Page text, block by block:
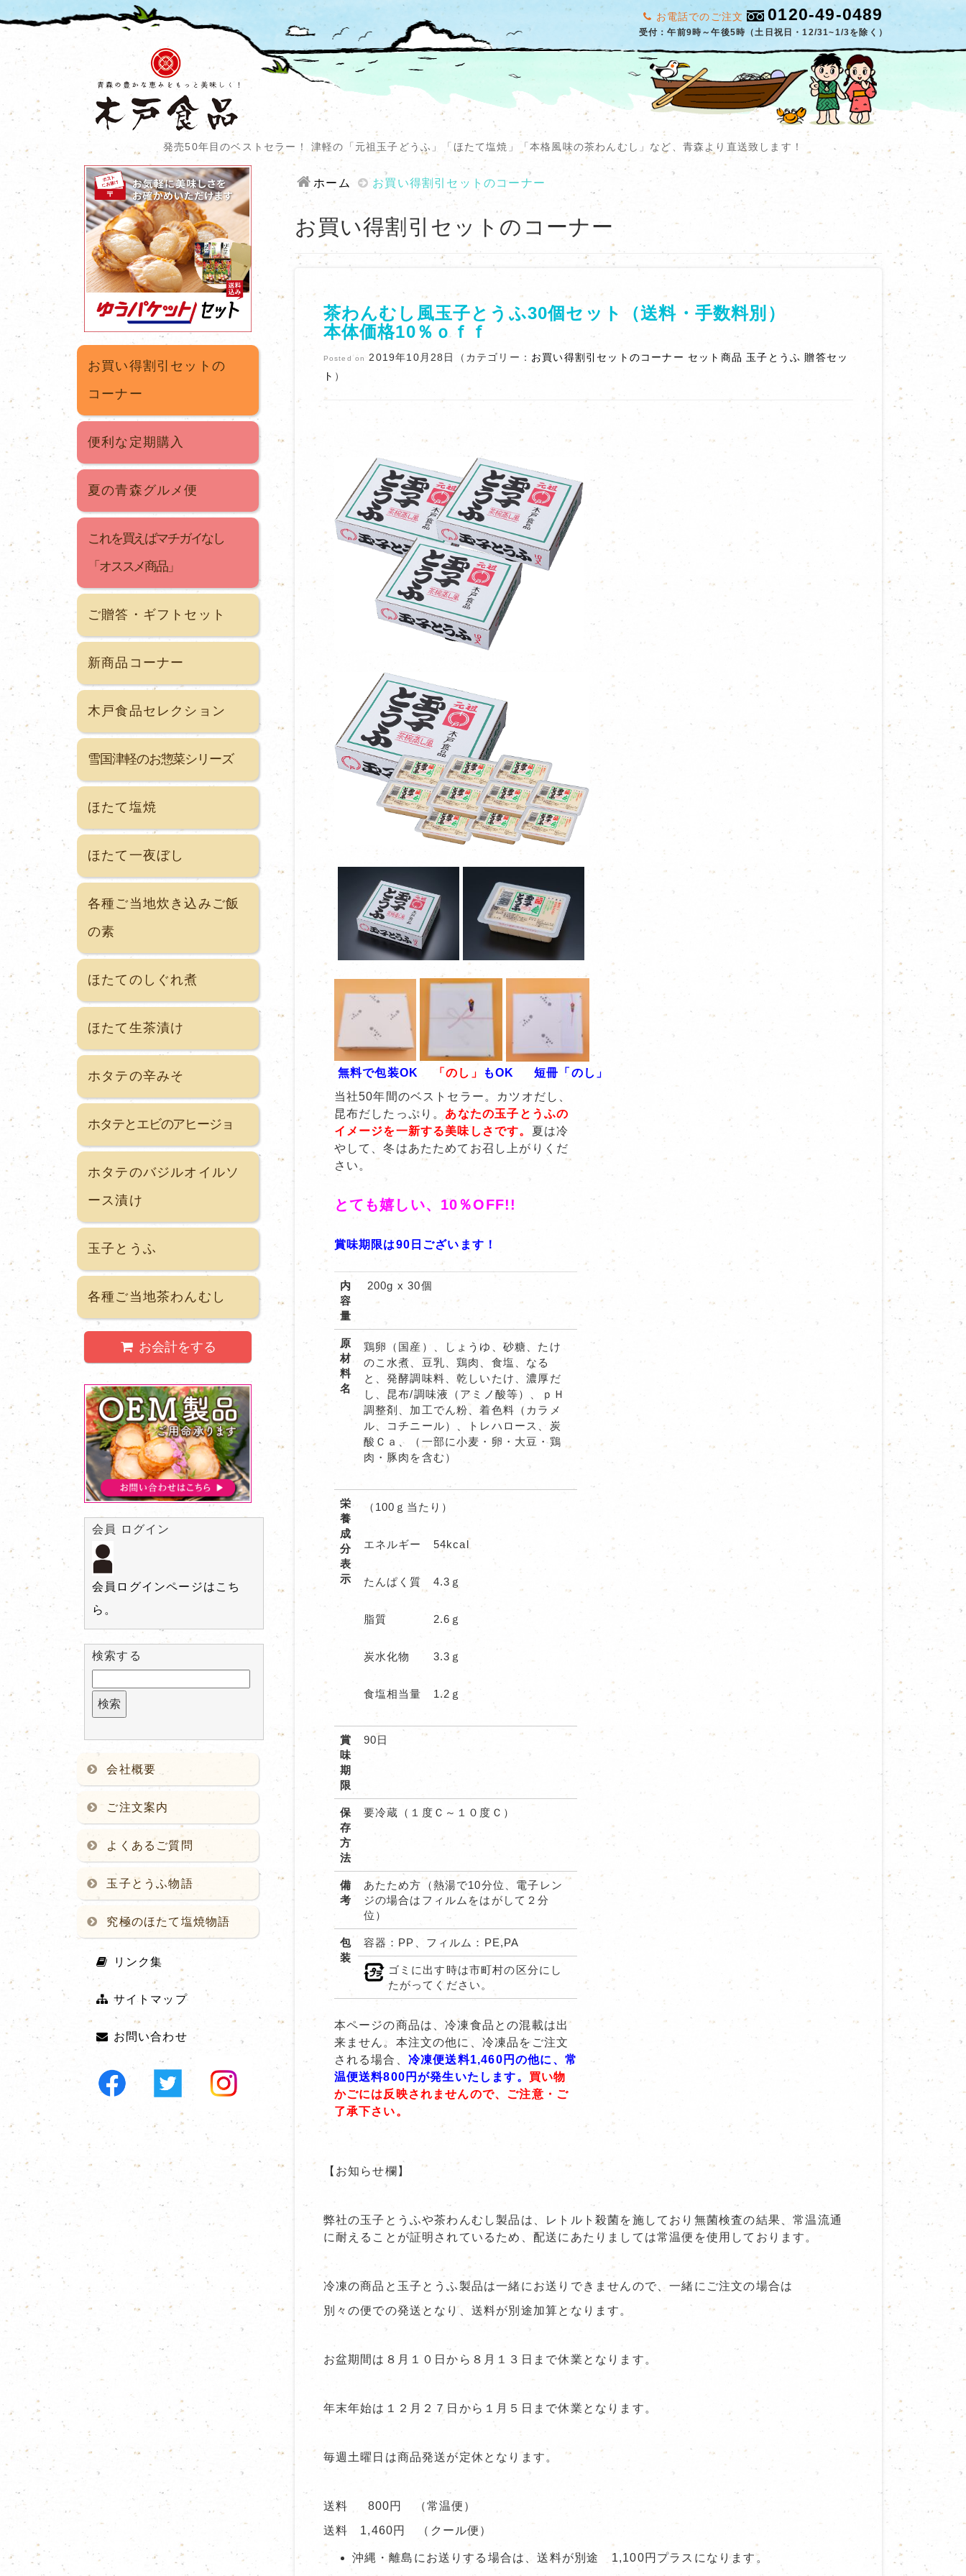
お電話でのご注文 0120-49-0489
受付：午前9時～午後5時（土日祝日・12/31~1/3を除く）
発売50年目のベストセラー！ 津軽の「元祖玉子どうふ」「ほたて塩焼」「本格風味の茶わんむし」など、青森より直送致します！
お買い得割引セットの
コーナー
便利な定期購入
夏の青森グルメ便
これを買えばマチガイなし
「オススメ商品」
ご贈答・ギフトセット
新商品コーナー
木戸食品セレクション
雪国津軽のお惣菜シリーズ
ほたて塩焼
ほたて一夜ぼし
各種ご当地炊き込みご飯
の素
ほたてのしぐれ煮
ほたて生茶漬け
ホタテの辛みそ
ホタテとエビのアヒージョ
ホタテのバジルオイルソ
ース漬け
玉子とうふ
各種ご当地茶わんむし
お会計をする
会員 ログイン
会員ログインページはこち
ら。
検索する
会社概要
ご注文案内
よくあるご質問
玉子とうふ物語
究極のほたて塩焼物語
リンク集
サイトマップ
お問い合わせ
ホーム お買い得割引セットのコーナー
お買い得割引セットのコーナー
茶わんむし風玉子とうふ30個セット（送料・手数料別）
本体価格10％ｏｆｆ
Posted on 2019年10月28日（カテゴリー： お買い得割引セットのコーナー セット商品 玉子とうふ 贈答セッ
ト ）
無料で包装OK 「のし」
もOK 短冊「のし」
当社50年間のベストセラー。カツオだし、
昆布だしたっぷり。 あなたの玉子とうふの
イメージを一新する美味しさです。 夏は冷
やして、冬はあたためてお召し上がりくだ
さい。
とても嬉しい、10％OFF!!
賞味期限は90日ございます！
内
容
量
200g x 30個
原
材
料
名
鶏卵（国産）、しょうゆ、砂糖、たけ
のこ水煮、豆乳、鶏肉、食塩、なる
と、発酵調味料、乾しいたけ、濃厚だ
し、昆布/調味液（アミノ酸等）、ｐＨ
調整剤、加工でん粉、着色料（カラメ
ル、コチニール）、トレハロース、炭
酸Ｃａ、（一部に小麦・卵・大豆・鶏
肉・豚肉を含む）
栄
養
成
分
表
示
（100ｇ当たり）
エネルギー 54kcal
たんぱく質 4.3ｇ
脂質 2.6ｇ
炭水化物 3.3ｇ
食塩相当量 1.2ｇ
賞
味
期
限
90日
保
存
方
法
要冷蔵（１度Ｃ～１０度Ｃ）
備
考
あたため方（熱湯で10分位、電子レン
ジの場合はフィルムをはがして２分
位）
包
装
容器：PP、フィルム：PE,PA
ゴミに出す時は市町村の区分にし
たがってください。
本ページの商品は、冷凍食品との混載は出
来ません。本注文の他に、冷凍品をご注文
される場合、 冷凍便送料1,460円の他に、常
温便送料800円が発生いたします。 買い物
かごには反映されませんので、ご注意・ご
了承下さい。
【お知らせ欄】
弊社の玉子とうふや茶わんむし製品は、レトルト殺菌を施しており無菌検査の結果、常温流通
に耐えることが証明されているため、配送にあたりましては常温便を使用しております。
冷凍の商品と玉子とうふ製品は一緒にお送りできませんので、一緒にご注文の場合は
別々の便での発送となり、送料が別途加算となります。
お盆期間は８月１０日から８月１３日まで休業となります。
年末年始は１２月２７日から１月５日まで休業となります。
毎週土曜日は商品発送が定休となります。
送料 800円 （常温便）
送料 1,460円 （クール便）
沖縄・離島にお送りする場合は、送料が別途 1,100円プラスになります。